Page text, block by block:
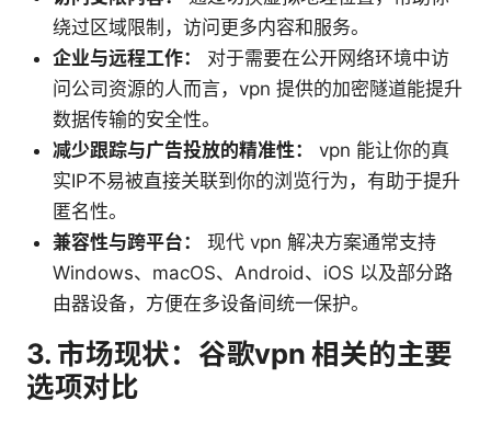
绕过区域限制，访问更多内容和服务。
企业与远程工作：
对于需要在公开网络环境中访
问公司资源的人而言，vpn 提供的加密隧道能提升
数据传输的安全性。
减少跟踪与广告投放的精准性：
vpn 能让你的真
实IP不易被直接关联到你的浏览行为，有助于提升
匿名性。
兼容性与跨平台：
现代 vpn 解决方案通常支持
Windows、macOS、Android、iOS 以及部分路
由器设备，方便在多设备间统一保护。
3. 市场现状：谷歌vpn 相关的主要
选项对比